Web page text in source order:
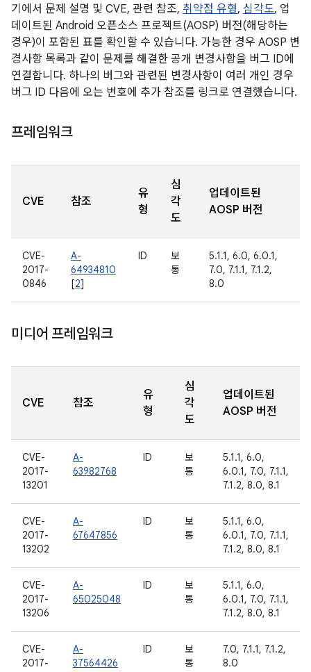
기에서 문제 설명 및 CVE, 관련 참조, 취약점 유형, 심각도, 업
데이트된 Android 오픈소스 프로젝트(AOSP) 버전(해당하는
경우)이 포함된 표를 확인할 수 있습니다. 가능한 경우 AOSP 변
경사항 목록과 같이 문제를 해결한 공개 변경사항을 버그 ID에
연결합니다. 하나의 버그와 관련된 변경사항이 여러 개인 경우
버그 ID 다음에 오는 번호에 추가 참조를 링크로 연결했습니다.
프레임워크
CVE 참조
유
형
심
각
도
업데이트된
AOSP 버전
CVE-
2017-
0846
A-
64934810
[2]
ID
보
통
5.1.1, 6.0, 6.0.1,
7.0, 7.1.1, 7.1.2,
8.0
미디어 프레임워크
CVE 참조
유
형
심
각
도
업데이트된
AOSP 버전
CVE-
2017-
13201
A-
63982768
ID
보
통
5.1.1, 6.0,
6.0.1, 7.0, 7.1.1,
7.1.2, 8.0, 8.1
CVE-
2017-
13202
A-
67647856
ID
보
통
5.1.1, 6.0,
6.0.1, 7.0, 7.1.1,
7.1.2, 8.0, 8.1
CVE-
2017-
13206
A-
65025048
ID
보
통
5.1.1, 6.0,
6.0.1, 7.0, 7.1.1,
7.1.2, 8.0, 8.1
CVE-
2017-
A-
37564426
ID
보
통
7.0, 7.1.1, 7.1.2,
8.0